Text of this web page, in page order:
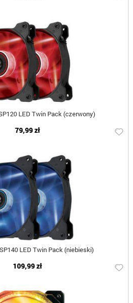
LED Twin Pack (czerwony)
79,99 zł
LED Twin Pack (niebieski)
109,99 zł